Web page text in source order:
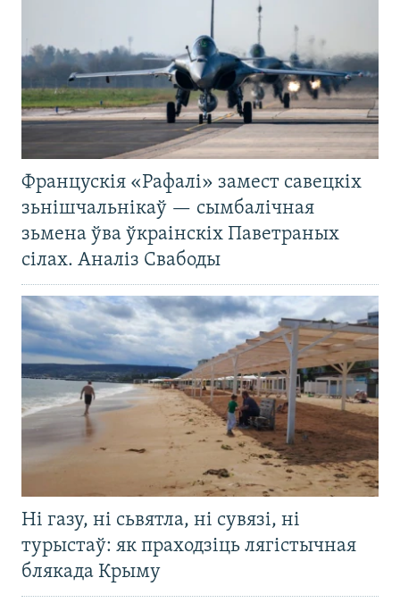
Францускія «Рафалі» замест савецкіх
зьнішчальнікаў — сымбалічная
зьмена ўва ўкраінскіх Паветраных
сілах. Аналіз Свабоды
Ні газу, ні сьвятла, ні сувязі, ні
турыстаў: як праходзіць лягістычная
блякада Крыму